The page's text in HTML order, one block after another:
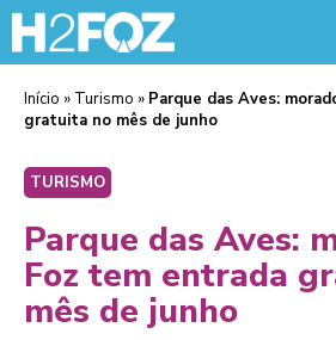
Início » Turismo » Parque das Aves:
gratuita no mês de junho
TURISMO
Parque das Aves:
Foz tem entrada
mês de junho